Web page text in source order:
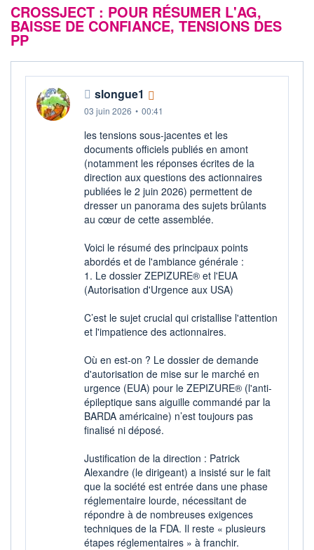
11h51
1,54
Fournitures médicales
OUVERTURE CLÔTURE VEILLE
1,520
+ BAS
1,492
0,34%
VALORISATION DERNIER ÉCHANGE
07.08.26 / 17:35:54
LIMITE À LA LIMITE À LA
1,572
RENDEMENT PER ESTIMÉ
7,89
DATE
DERNIER
DIVIDENDE
-
ÉLIGIBILITÉ
PEA-PME
CTO BUSINESS
RISQUE ESG
-
+ PORTEFEUILLE + LISTE
CROSSJECT : POUR RÉSUMER L'AG,
BAISSE DE CONFIANCE, TENSIONS DES
PP
slongue1
03 juin 2026 • 00:41
les tensions sous-jacentes et les
documents officiels publiés en amont
(notamment les réponses écrites de la
direction aux questions des actionnaires
publiées le 2 juin 2026) permettent de
dresser un panorama des sujets brûlants
au cœur de cette assemblée.
Voici le résumé des principaux points
abordés et de l'ambiance générale :
1. Le dossier ZEPIZURE® et l'EUA
(Autorisation d'Urgence aux USA)
C’est le sujet crucial qui cristallise l'attention
et l'impatience des actionnaires.
Où en est-on ? Le dossier de demande
d'autorisation de mise sur le marché en
urgence (EUA) pour le ZEPIZURE® (l'anti-
épileptique sans aiguille commandé par la
BARDA américaine) n’est toujours pas
finalisé ni déposé.
Justification de la direction : Patrick
Alexandre (le dirigeant) a insisté sur le fait
que la société est entrée dans une phase
réglementaire lourde, nécessitant de
répondre à de nombreuses exigences
techniques de la FDA. Il reste « plusieurs
étapes réglementaires » à franchir.